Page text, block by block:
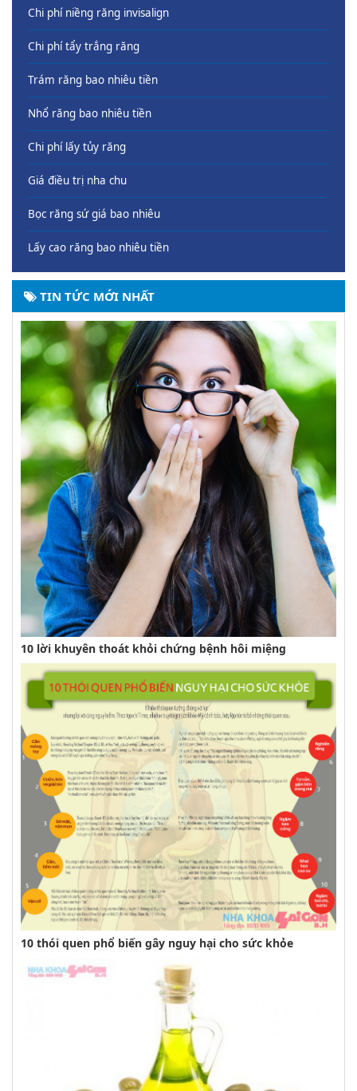
Chi phí niềng răng invisalign
Chi phí tẩy trắng răng
Trám răng bao nhiêu tiền
Nhổ răng bao nhiêu tiền
Chi phí lấy tủy răng
Giá điều trị nha chu
Bọc răng sứ giá bao nhiêu
Lấy cao răng bao nhiêu tiền
TIN TỨC MỚI NHẤT
10 lời khuyên thoát khỏi chứng bệnh hôi miệng
10 thói quen phổ biến gây nguy hại cho sức khỏe